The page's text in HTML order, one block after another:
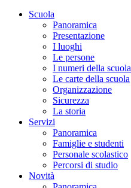
Scuola
Panoramica
Presentazione
I luoghi
Le persone
I numeri della scuola
Le carte della scuola
Organizzazione
Sicurezza
La storia
Servizi
Panoramica
Famiglie e studenti
Personale scolastico
Percorsi di studio
Novità